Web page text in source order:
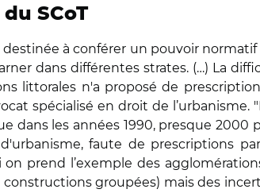
SCoT
destinée à conférer un pouvoir
dans différentes strates. (…) La
littorales n'a proposé de
spécialisé en droit de
dans les années 1990, presque
faute de prescriptions
prend l’exemple des
groupées) mais des